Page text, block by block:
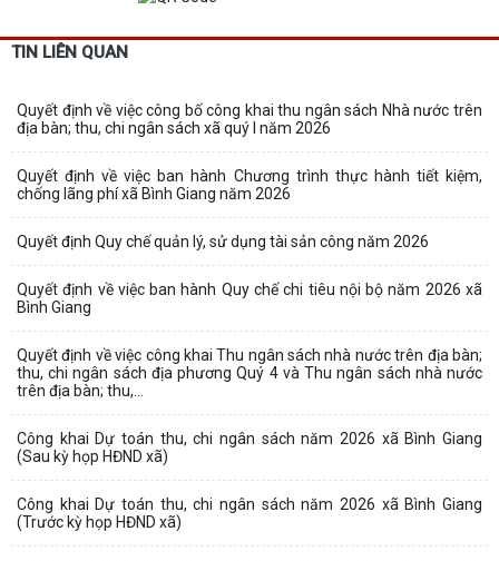
TIN LIÊN QUAN
Quyết định về việc công bố công khai thu ngân sách Nhà nước trên
địa bàn; thu, chi ngân sách xã quý I năm 2026
Quyết định về việc ban hành Chương trình thực hành tiết kiệm,
chống lãng phí xã Bình Giang năm 2026
Quyết định Quy chế quản lý, sử dụng tài sản công năm 2026
Quyết định về việc ban hành Quy chế chi tiêu nội bộ năm 2026 xã
Bình Giang
Quyết định về việc công khai Thu ngân sách nhà nước trên địa bàn;
thu, chi ngân sách địa phương Quý 4 và Thu ngân sách nhà nước
trên địa bàn; thu,...
Công khai Dự toán thu, chi ngân sách năm 2026 xã Bình Giang
(Sau kỳ họp HĐND xã)
Công khai Dự toán thu, chi ngân sách năm 2026 xã Bình Giang
(Trước kỳ họp HĐND xã)